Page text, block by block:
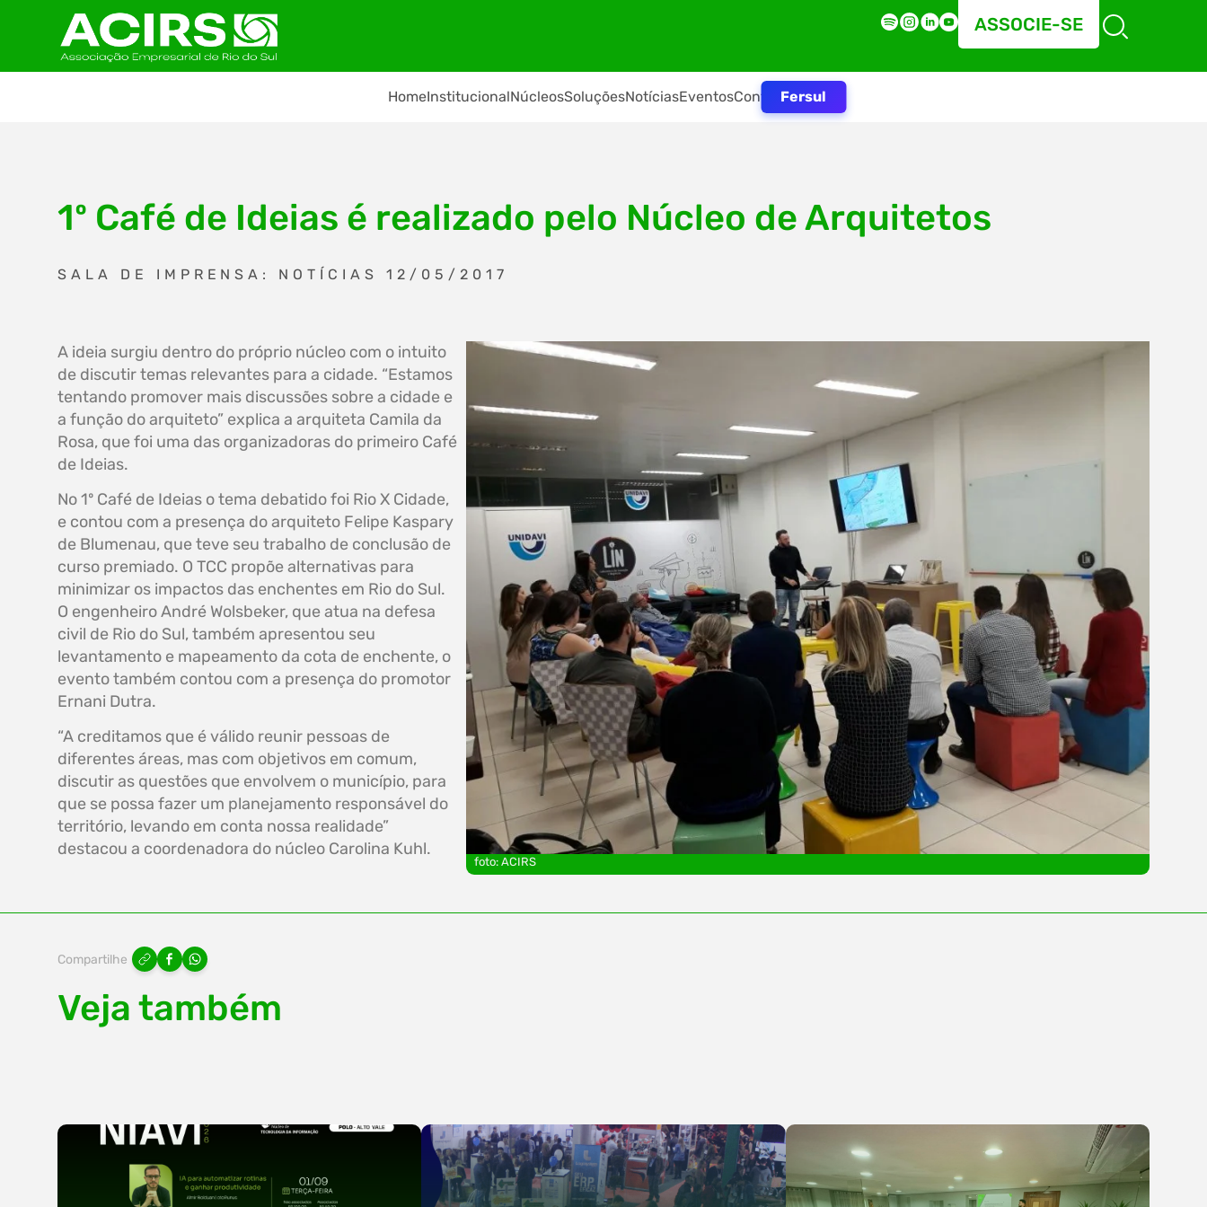
ASSOCIE-SE
HomeInstitucionalNúcleosSoluçõesNotíciasEventosContatoFersul
1º Café de Ideias é realizado pelo Núcleo de Arquitetos
SALA DE IMPRENSA: NOTÍCIAS 12/05/2017
foto: ACIRS
A ideia surgiu dentro do próprio núcleo com o intuito
de discutir temas relevantes para a cidade. “Estamos
tentando promover mais discussões sobre a cidade e
a função do arquiteto” explica a arquiteta Camila da
Rosa, que foi uma das organizadoras do primeiro Café
de Ideias.
No 1º Café de Ideias o tema debatido foi Rio X Cidade,
e contou com a presença do arquiteto Felipe Kaspary
de Blumenau, que teve seu trabalho de conclusão de
curso premiado. O TCC propõe alternativas para
minimizar os impactos das enchentes em Rio do Sul.
O engenheiro André Wolsbeker, que atua na defesa
civil de Rio do Sul, também apresentou seu
levantamento e mapeamento da cota de enchente, o
evento também contou com a presença do promotor
Ernani Dutra.
“A creditamos que é válido reunir pessoas de
diferentes áreas, mas com objetivos em comum,
discutir as questões que envolvem o município, para
que se possa fazer um planejamento responsável do
território, levando em conta nossa realidade”
destacou a coordenadora do núcleo Carolina Kuhl.
Compartilhe
Veja também